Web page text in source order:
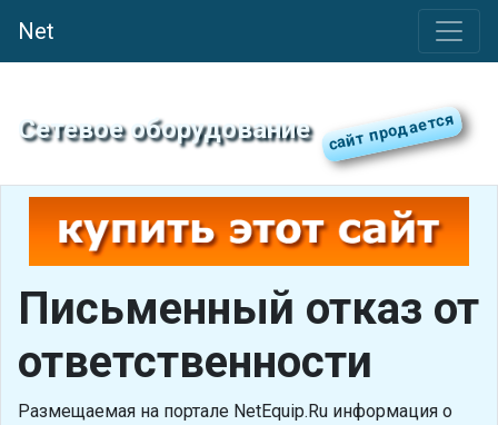
Net
Сетевое оборудование
Письменный отказ от
ответственности
Размещаемая на портале NetEquip.Ru информация о